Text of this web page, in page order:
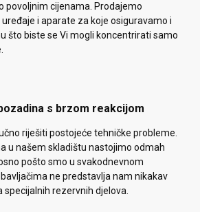
povoljnim cijenama. Prodajemo
i aparate za koje osiguravamo i
što biste se Vi mogli koncentrirati samo
s brzom reakcijom
riješiti postojeće tehničke probleme.
u našem skladištu nastojimo odmah
pošto smo u svakodnevnom
ne predstavlja nam nikakav
specijalnih rezervnih djelova.